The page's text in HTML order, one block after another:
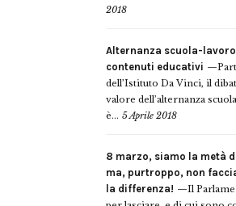
2018
Alternanza scuola-
contenuti educativi
dell’Istituto Da Vinci, il
valore dell’alternanza
è... 5 Aprile 2018
8 marzo, siamo la metà
ma, purtroppo, non
la differenza!
Il